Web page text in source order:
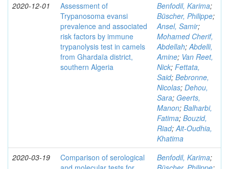
2020-12-01
Assessment of
Trypanosoma evansi
prevalence and associated
risk factors by immune
trypanolysis test in camels
from Ghardaïa district,
southern Algeria
Benfodil, Karima;
Büscher, Philippe;
Ansel, Samir;
Mohamed Cherif,
Abdellah;Abdelli,
Amine; Van Reet,
Nick; Fettata,
Said; Bebronne,
Nicolas; Dehou,
Sara; Geerts,
Manon; Balharbi,
Fatima; Bouzid,
Riad;Ait-Oudhia,
Khatima
2020-03-19
Comparison of serological
Benfodil, Karima;